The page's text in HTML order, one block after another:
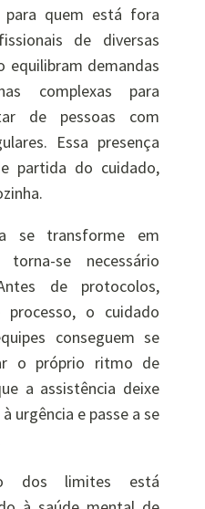
quem está fora
de diversas
equilibram demandas
complexas para
de pessoas com
Essa presença
partida do cuidado,
se transforme em
se necessário
de protocolos,
o cuidado
conseguem se
o próprio ritmo de
a assistência deixe
urgência e passe a se
dos limites está